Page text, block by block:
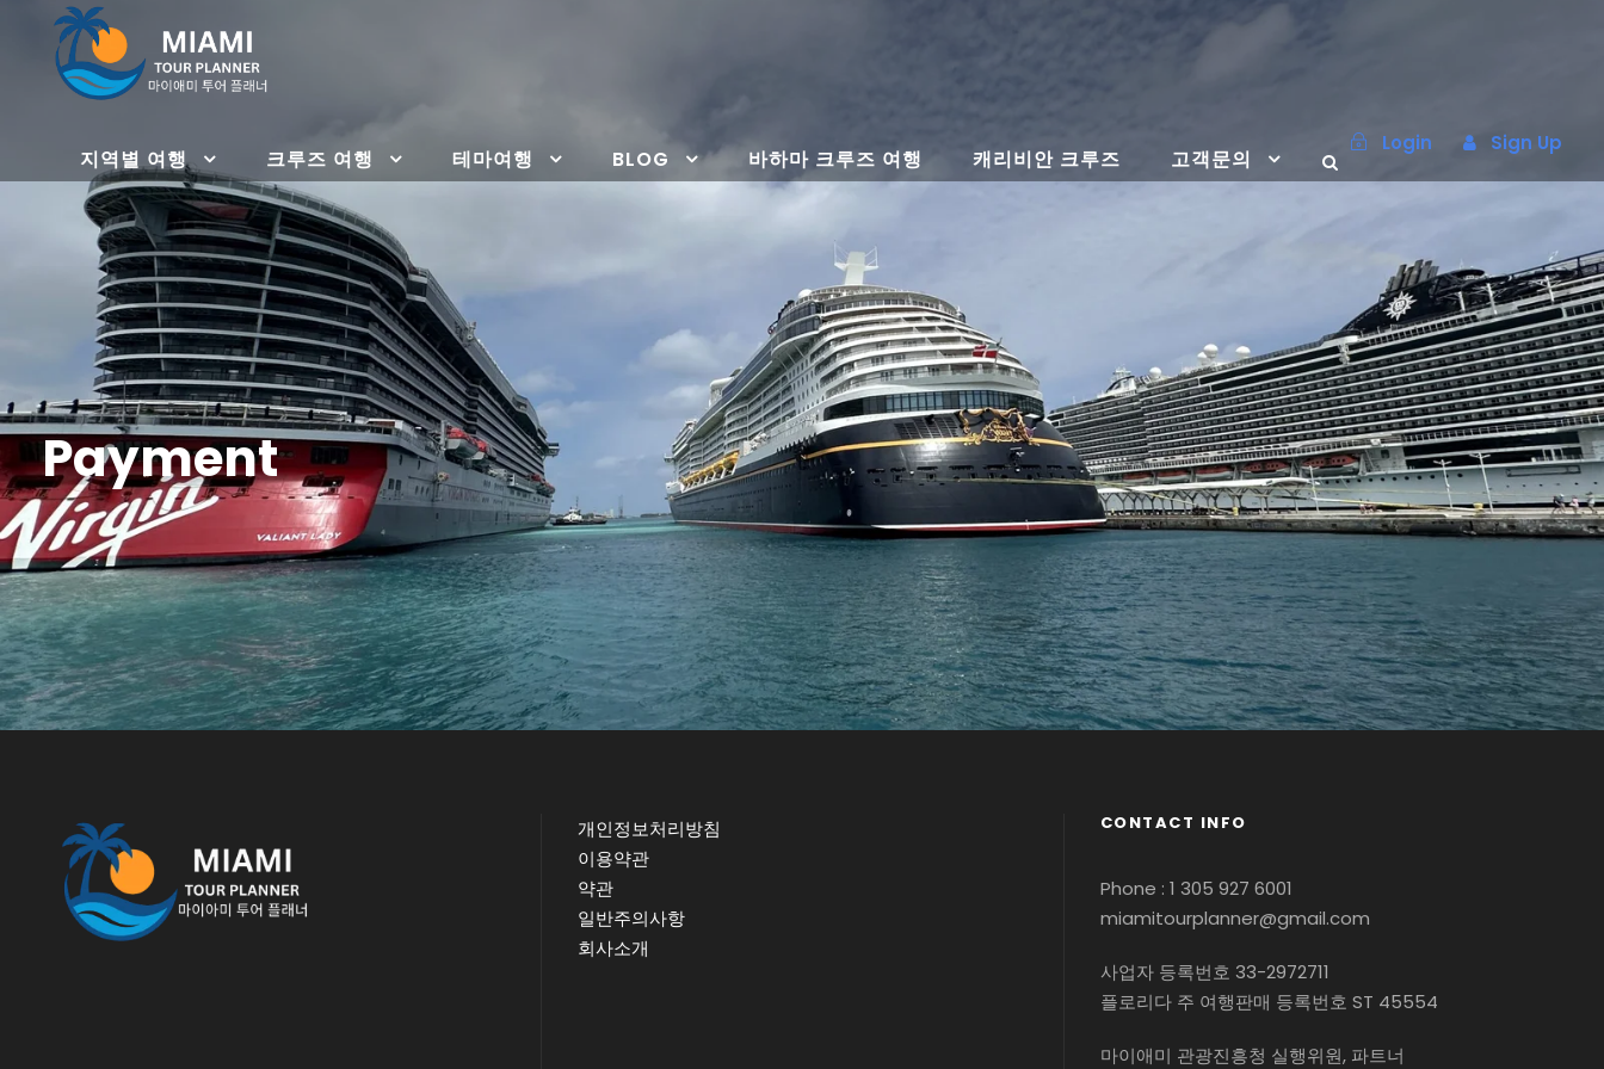
지역별 여행 크루즈 여행 테마여행 BLOG 바하마 크루즈 여행 캐리비안 크루즈 고객문의
Login Sign Up
Payment
개인정보처리방침
이용약관
약관
일반주의사항
회사소개
CONTACT INFO
Phone : 1 305 927 6001
miamitourplanner@gmail.com
사업자 등록번호 33-2972711
플로리다 주 여행판매 등록번호 ST 45554
마이애미 관광진흥청 실행위원, 파트너